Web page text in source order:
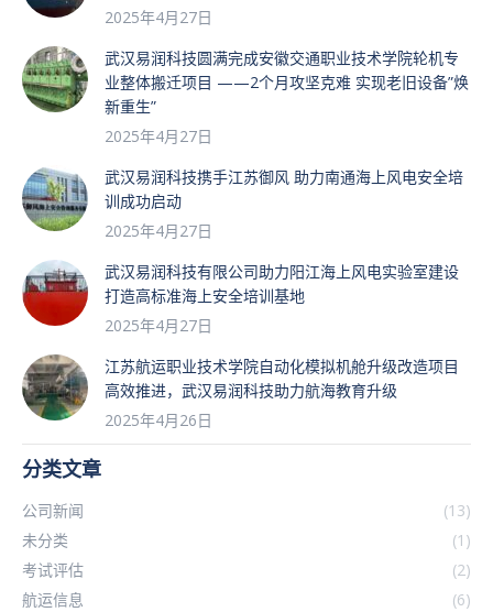
2025年4月27日
武汉易润科技圆满完成安徽交通职业技术学院轮机专
业整体搬迁项目 ——2个月攻坚克难 实现老旧设备”焕
新重生”
2025年4月27日
武汉易润科技携手江苏御风 助力南通海上风电安全培
训成功启动
2025年4月27日
武汉易润科技有限公司助力阳江海上风电实验室建设
打造高标准海上安全培训基地
2025年4月27日
江苏航运职业技术学院自动化模拟机舱升级改造项目
高效推进，武汉易润科技助力航海教育升级
2025年4月26日
分类文章
公司新闻
(13)
未分类
(1)
考试评估
(2)
航运信息
(6)